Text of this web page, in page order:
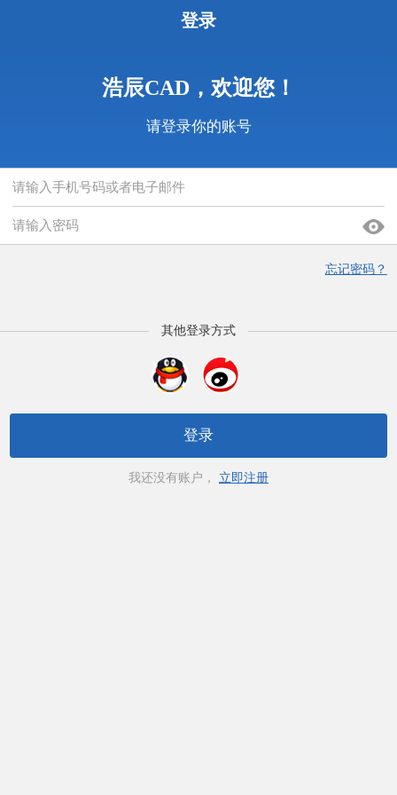
登录
浩辰CAD，欢迎您！
请登录你的账号
忘记密码？
其他登录方式
登录
我还没有账户， 立即注册